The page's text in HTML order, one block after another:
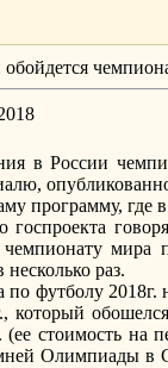
в России
программу,
чемпионату
раз.
футболу 2018г.
стоимость на
Олимпиады в